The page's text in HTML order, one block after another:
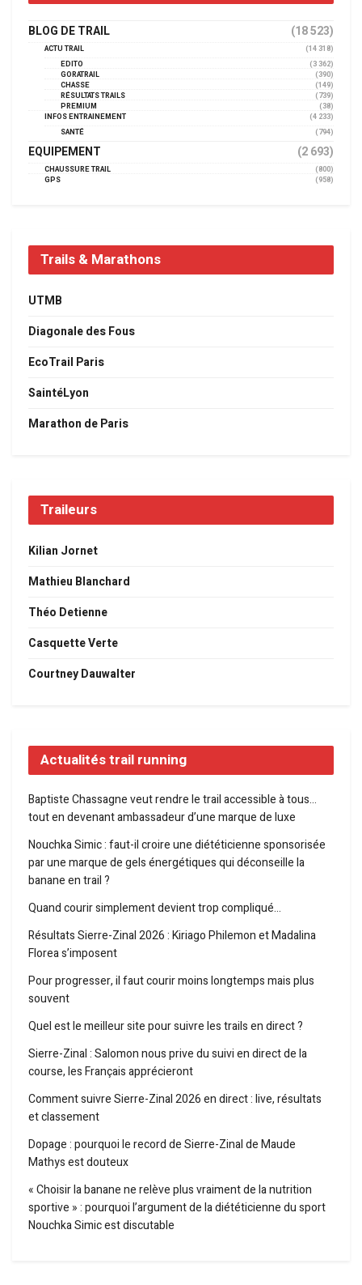
BLOG DE TRAIL (18 523)
ACTU TRAIL
(14 318)
EDITO
(3 362)
GORATRAIL
(390)
CHASSE
(149)
RÉSULTATS TRAILS
(739)
PREMIUM
(38)
INFOS ENTRAINEMENT
(4 233)
SANTÉ
(794)
EQUIPEMENT (2 693)
CHAUSSURE TRAIL
(800)
GPS
(958)
Trails & Marathons
UTMB
Diagonale des Fous
EcoTrail Paris
SaintéLyon
Marathon de Paris
Traileurs
Kilian Jornet
Mathieu Blanchard
Théo Detienne
Casquette Verte
Courtney Dauwalter
Actualités trail running
Baptiste Chassagne veut rendre le trail accessible à tous…
tout en devenant ambassadeur d’une marque de luxe
Nouchka Simic : faut-il croire une diététicienne sponsorisée
par une marque de gels énergétiques qui déconseille la
banane en trail ?
Quand courir simplement devient trop compliqué…
Résultats Sierre-Zinal 2026 : Kiriago Philemon et Madalina
Florea s’imposent
Pour progresser, il faut courir moins longtemps mais plus
souvent
Quel est le meilleur site pour suivre les trails en direct ?
Sierre-Zinal : Salomon nous prive du suivi en direct de la
course, les Français apprécieront
Comment suivre Sierre-Zinal 2026 en direct : live, résultats
et classement
Dopage : pourquoi le record de Sierre-Zinal de Maude
Mathys est douteux
« Choisir la banane ne relève plus vraiment de la nutrition
sportive » : pourquoi l’argument de la diététicienne du sport
Nouchka Simic est discutable